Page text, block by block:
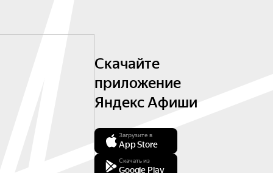
Скачайте
приложение
Яндекс Афиши
Загрузите в
App Store
Скачать из
Google Play